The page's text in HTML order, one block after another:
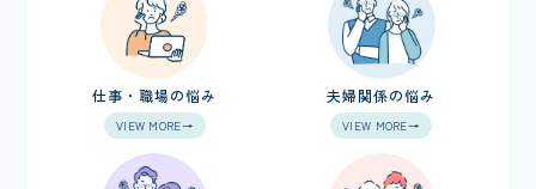
仕事・職場の悩み
VIEW MORE→
夫婦関係の悩み
VIEW MORE→